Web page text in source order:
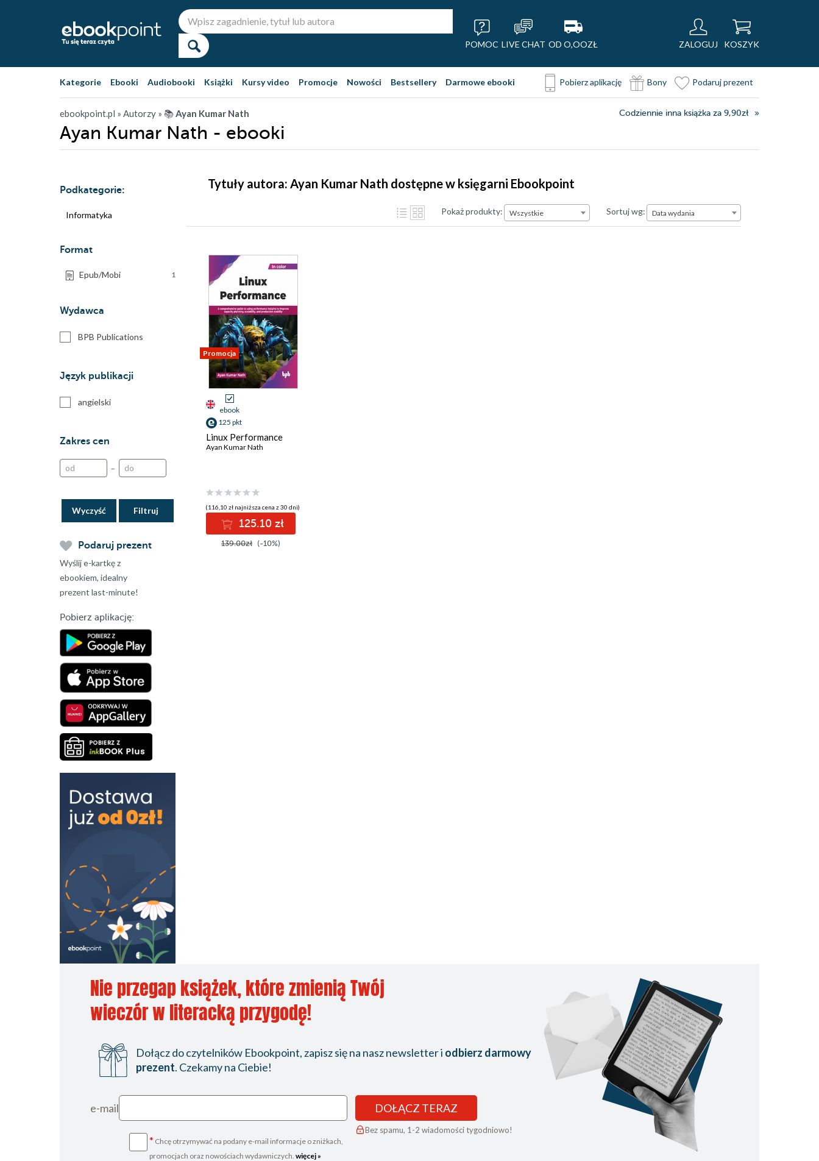
POMOC LIVE CHAT OD O,OOZŁ ZALOGUJ KOSZYK
Kategorie Ebooki Audiobooki Książki Kursy video Promocje Nowości Bestsellery Darmowe ebooki Pobierz aplikację Bony Podaruj prezent
ebookpoint.pl » Autorzy » 📚Ayan Kumar Nath Codziennie inna książka za 9,90zł
Ayan Kumar Nath - ebooki
Podkategorie:
Informatyka
Format
Epub/Mobi 1
Wydawca
BPB Publications
Język publikacji
angielski
Zakres cen
–
Wyczyść
Podaruj prezent
Wyślij e-kartkę z
ebookiem, idealny
prezent last-minute!
Pobierz aplikację:
Tytuły autora: Ayan Kumar Nath dostępne w księgarni Ebookpoint
Pokaż produkty: Wszystkie Sortuj wg:Data wydania
Data wydania
Promocja
ebook
125 pkt
Linux Performance
Ayan Kumar Nath
(116,10 zł najniższa cena z 30 dni)
125.10 zł
139.00zł (-10%)
Nie przegap książek, które zmienią Twój
wieczór w literacką przygodę!
Dołącz do czytelników Ebookpoint, zapisz się na nasz newsletter i odbierz darmowy
prezent. Czekamy na Ciebie!
e-mail
* Chcę otrzymywać na podany e-mail informacje o zniżkach,
promocjach oraz nowościach wydawniczych. więcej »
DOŁĄCZ TERAZ
Bez spamu, 1-2 wiadomości tygodniowo!